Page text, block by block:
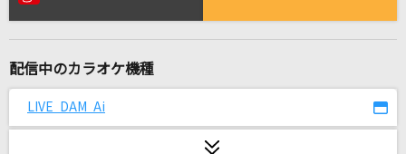
テレパシー
配信中のカラオケ機種
LIVE DAM Ai